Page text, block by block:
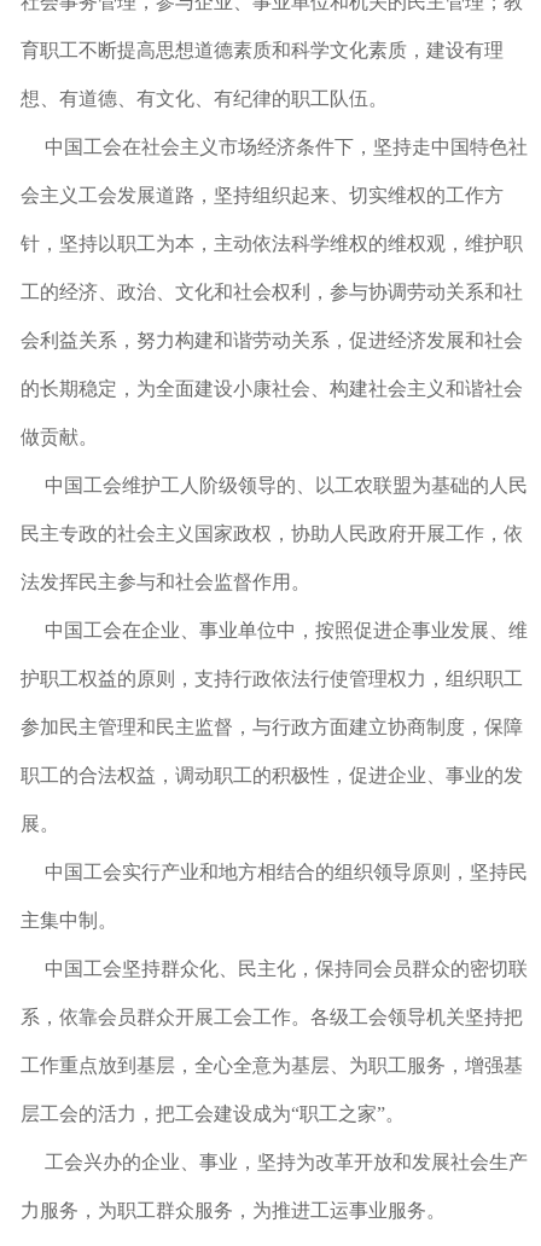
育职工不断提高思想道德素质和科学文化素质，建设有理
想、有道德、有文化、有纪律的职工队伍。
中国工会在社会主义市场经济条件下，坚持走中国特色社
会主义工会发展道路，坚持组织起来、切实维权的工作方
针，坚持以职工为本，主动依法科学维权的维权观，维护职
工的经济、政治、文化和社会权利，参与协调劳动关系和社
会利益关系，努力构建和谐劳动关系，促进经济发展和社会
的长期稳定，为全面建设小康社会、构建社会主义和谐社会
做贡献。
中国工会维护工人阶级领导的、以工农联盟为基础的人民
民主专政的社会主义国家政权，协助人民政府开展工作，依
法发挥民主参与和社会监督作用。
中国工会在企业、事业单位中，按照促进企事业发展、维
护职工权益的原则，支持行政依法行使管理权力，组织职工
参加民主管理和民主监督，与行政方面建立协商制度，保障
职工的合法权益，调动职工的积极性，促进企业、事业的发
展。
中国工会实行产业和地方相结合的组织领导原则，坚持民
主集中制。
中国工会坚持群众化、民主化，保持同会员群众的密切联
系，依靠会员群众开展工会工作。各级工会领导机关坚持把
工作重点放到基层，全心全意为基层、为职工服务，增强基
层工会的活力，把工会建设成为“职工之家”。
工会兴办的企业、事业，坚持为改革开放和发展社会生产
力服务，为职工群众服务，为推进工运事业服务。